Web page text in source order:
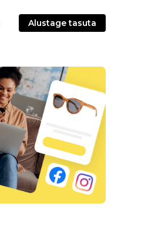
Alustage tasuta